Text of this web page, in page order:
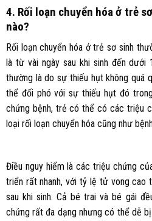
4. Rối loạn chuyển hóa ở trẻ
nào?
Rối loạn chuyển hóa ở trẻ sơ sinh
là từ vài ngày sau khi sinh đến dưới
thường là do sự thiếu hụt không quá
thể đối phó với sự thiếu hụt đó
chứng bệnh, trẻ có thể có các triệu
loại rối loạn chuyển hóa cũng như
Điều nguy hiểm là các triệu chứng
triển rất nhanh, với tỷ lệ tử vong cao
sau khi sinh. Cả bé trai và bé gái
chứng rất đa dạng nhưng có thể dễ